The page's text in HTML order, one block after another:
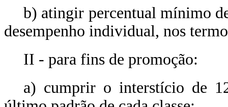
b) atingir percentual mínimo
desempenho individual, nos
II - para fins de promoção:
a) cumprir o interstício de